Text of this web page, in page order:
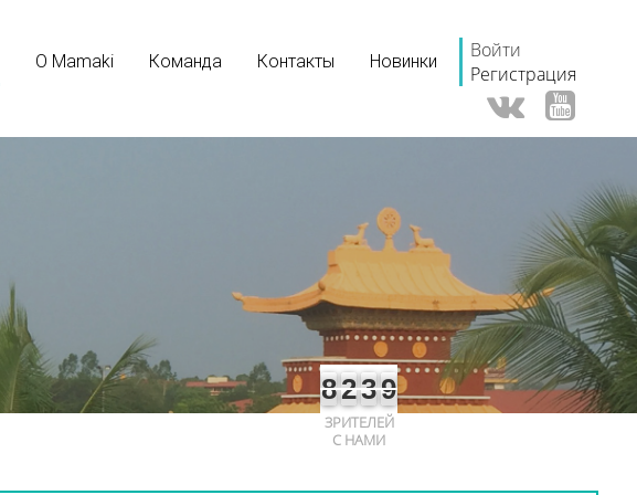
О Mamaki Команда Контакты Новинки
Войти
Регистрация
8239
ЗРИТЕЛЕЙ
С НАМИ